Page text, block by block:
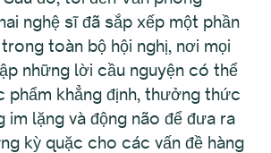
nghệ sĩ đã sắp xếp một phần
toàn bộ hội nghị, nơi mọi
những lời cầu nguyện có thể
phẩm khẳng định, thưởng thức
im lặng và động não để đưa ra
kỳ quặc cho các vấn đề hàng